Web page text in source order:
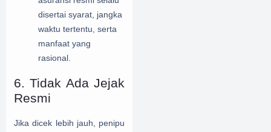
disertai syarat, jangka
waktu tertentu, serta
manfaat yang
rasional.
6. Tidak Ada Jejak
Resmi
Jika dicek lebih jauh, penipu